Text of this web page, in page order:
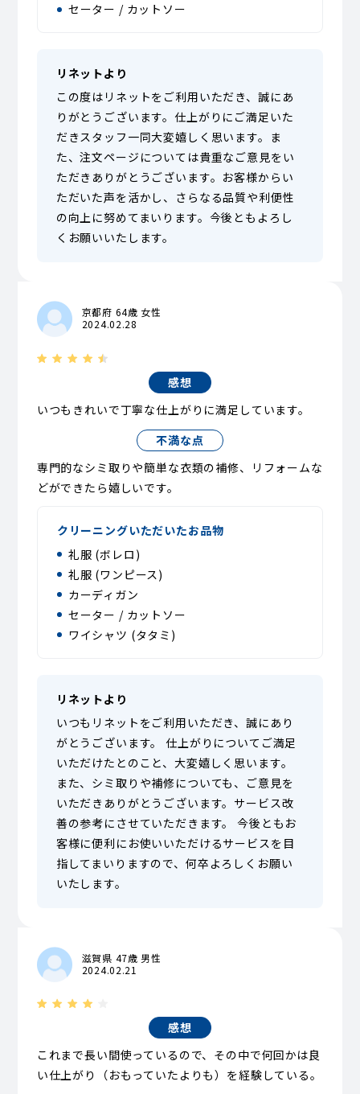
セーター / カットソー
リネットより
この度はリネットをご利用いただき、誠にあ
りがとうございます。仕上がりにご満足いた
だきスタッフ一同大変嬉しく思います。ま
た、注文ページについては貴重なご意見をい
ただきありがとうございます。お客様からい
ただいた声を活かし、さらなる品質や利便性
の向上に努めてまいります。今後ともよろし
くお願いいたします。
京都府 64歳 女性
2024.02.28
感想
いつもきれいで丁寧な仕上がりに満足しています。
不満な点
専門的なシミ取りや簡単な衣類の補修、リフォームな
どができたら嬉しいです。
クリーニングいただいたお品物
礼服 (ボレロ)
礼服 (ワンピース)
カーディガン
セーター / カットソー
ワイシャツ (タタミ)
リネットより
いつもリネットをご利用いただき、誠にあり
がとうございます。 仕上がりについてご満足
いただけたとのこと、大変嬉しく思います。
また、シミ取りや補修についても、ご意見を
いただきありがとうございます。サービス改
善の参考にさせていただきます。 今後ともお
客様に便利にお使いいただけるサービスを目
指してまいりますので、何卒よろしくお願い
いたします。
滋賀県 47歳 男性
2024.02.21
感想
これまで長い間使っているので、その中で何回かは良
い仕上がり（おもっていたよりも）を経験している。